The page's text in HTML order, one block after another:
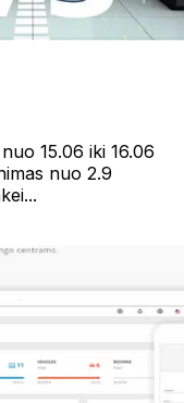
15.06 iki 16.06
nuo 2.9